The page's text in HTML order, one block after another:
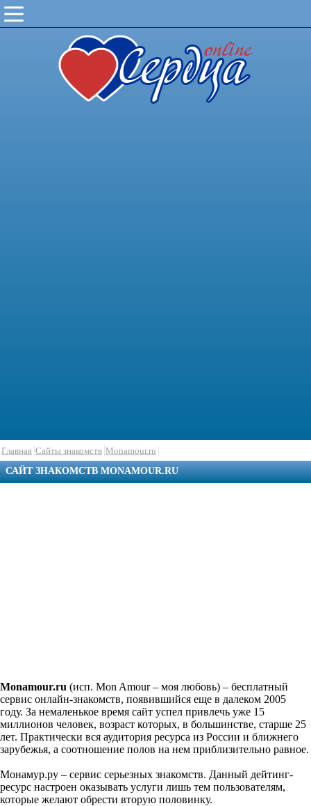
Главная Сайты знакомств Monamour.ru
САЙТ ЗНАКОМСТВ MONAMOUR.RU
Monamour.ru (исп. Mon Amour – моя любовь) – бесплатный
сервис онлайн-знакомств, появившийся еще в далеком 2005
году. За немаленькое время сайт успел привлечь уже 15
миллионов человек, возраст которых, в большинстве, старше 25
лет. Практически вся аудитория ресурса из России и ближнего
зарубежья, а соотношение полов на нем приблизительно равное.
Монамур.ру – сервис серьезных знакомств. Данный дейтинг-
ресурс настроен оказывать услуги лишь тем пользователям,
которые желают обрести вторую половинку.